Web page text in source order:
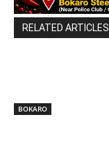
RELATED ARTICLES
BOKARO